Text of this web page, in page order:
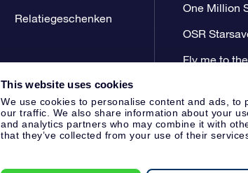
This website uses cookies
We use cookies to personalise content and ads,
our traffic. We also share information about your
and analytics partners who may combine it with
that they’ve collected from your use of their
Relatiegeschenken
One Million
OSR
Fly me to